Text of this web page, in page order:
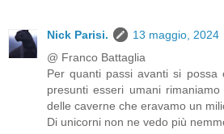
Nick Parisi.
13 maggio, 2024
@ Franco Battaglia
Per quanti passi avanti si
presunti esseri umani
delle caverne che eravamo un
Di unicorni non ne vedo più